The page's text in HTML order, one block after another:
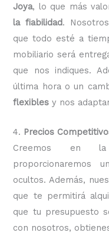
Joya, lo que más
la fiabilidad.
que todo esté a
mobiliario será
que nos indiques.
última hora o un
flexibles y nos
4. Precios
Creemos en
proporcionaremos
ocultos. Además,
que te permitirá
que tu presupuesto
con nosotros,